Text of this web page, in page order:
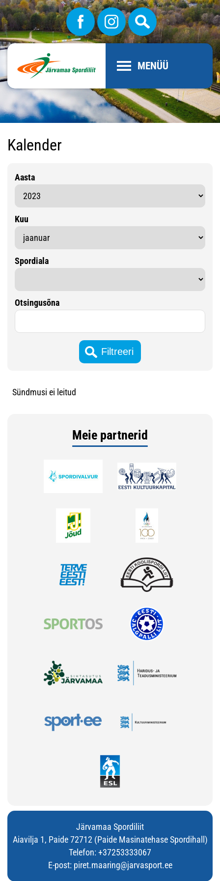
MENÜÜ
Kalender
Aasta
Kuu
Spordiala
Otsingusõna
Sündmusi ei leitud
Meie partnerid
Järvamaa Spordiliit
Aiavilja 1, Paide 72712 (Paide Masinatehase Spordihall)
Telefon: +37253333067
E-post: piret.maaring@jarvasport.ee